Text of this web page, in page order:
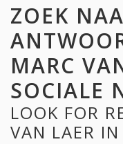
ZOEK
MARC
SOCIALE
LOOK FOR
VAN LAER